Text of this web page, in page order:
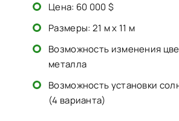
Цена: 60 000 $
Размеры: 21 м x 11 м
Возможность изменения
металла
Возможность установки
(4 варианта)